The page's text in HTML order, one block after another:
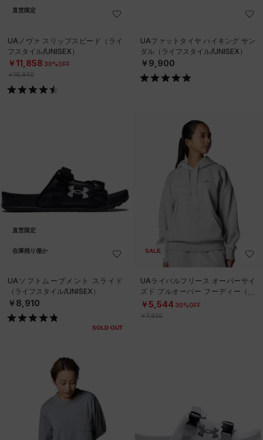
直営限定
UAノヴァ スリップスピード（ライ
フスタイル/UNISEX）
￥11,858 30%OFF
￥16,940
UAファットタイヤ ハイキング サン
ダル（ライフスタイル/UNISEX）
￥9,900
直営限定
在庫残り僅か
UAソフトムーブメント スライド
（ライフスタイル/UNISEX）
￥8,910
SOLD OUT
SALE
UAライバルフリース オーバーサイ
ズド プルオーバー フーディー（ト
レーニング/WOMEN）
￥5,544 30%OFF
￥7,920